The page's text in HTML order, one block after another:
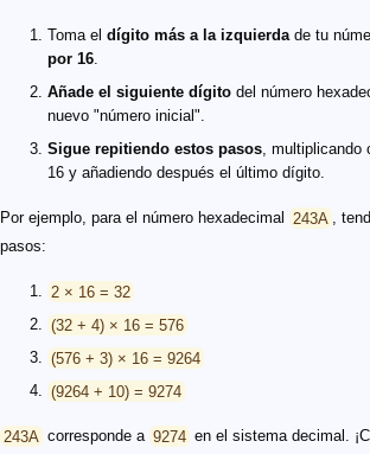
Toma el dígito más a la izquierdade tu
por 16.
Añade el siguiente dígito del número
nuevo "número inicial".
Sigue repitiendo estos pasos, multiplicando
16 y añadiendo después el último dígito.
Por ejemplo, para el número hexadecimal 243A ,
pasos:
2 × 16 = 32
(32 + 4) × 16 = 576
(576 + 3) × 16 = 9264
(9264 + 10) = 9274
243A corresponde a 9274 en el sistema decimal.